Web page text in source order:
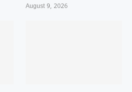
August 9, 2026